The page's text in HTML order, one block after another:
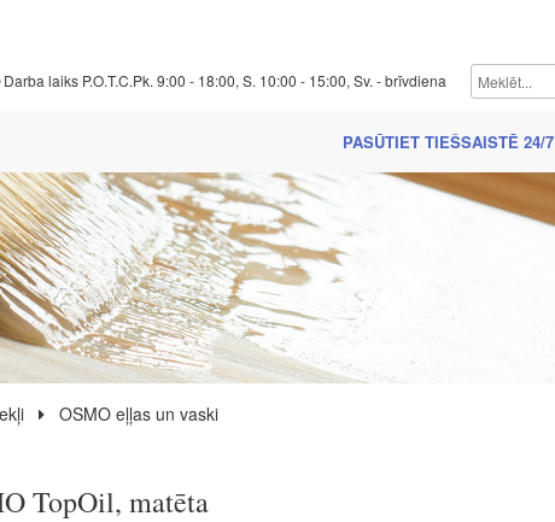
Darba laiks P.O.T.C.Pk. 9:00 - 18:00, S. 10:00 - 15:00, Sv. - brīvdiena
PASŪTIET TIEŠSAISTĒ 24/7
OSMO eļļas un vaski
TopOil, matēta